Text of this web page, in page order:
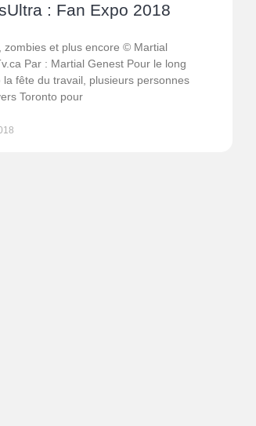
: Fan Expo 2018
zombies et plus encore © Martial
Par : Martial Genest Pour le long
la fête du travail, plusieurs personnes
Toronto pour